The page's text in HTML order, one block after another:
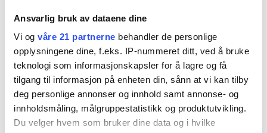
Ansvarlig bruk av dataene dine
Vi og våre 21 partnerne behandler de personlige
opplysningene dine, f.eks. IP-nummeret ditt, ved å bruke
teknologi som informasjonskapsler for å lagre og få
tilgang til informasjon på enheten din, sånn at vi kan tilby
deg personlige annonser og innhold samt annonse- og
innholdsmåling, målgruppestatistikk og produktutvikling.
Du velger hvem som bruker dine data og i hvilke
Første utbetaling av kompensasjon skal skje i januar
neste år.
Nyheter oljearbeider Norsk olje og gass
Magasinet Styrke